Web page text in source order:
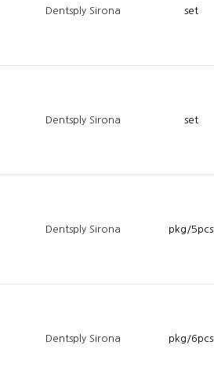
Dentsply Sirona set
Dentsply Sirona set
Dentsply Sirona pkg/5pcs
Dentsply Sirona pkg/6pcs